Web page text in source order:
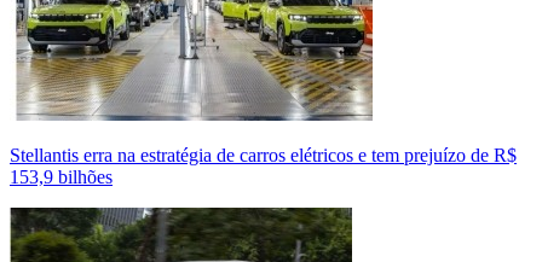
Stellantis erra na estratégia de carros elétricos e tem prejuízo de R$
153,9 bilhões